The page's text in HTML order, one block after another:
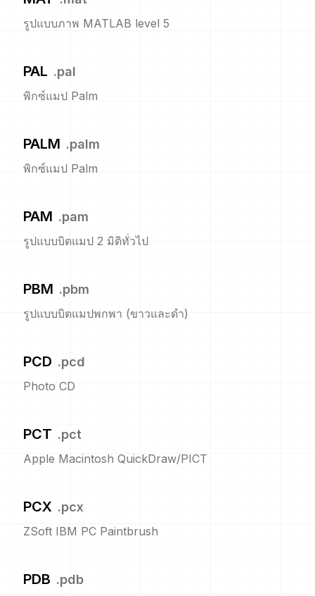
รูปแบบภาพ MATLAB level 5
PAL .pal
พิกซ์แมป Palm
PALM .palm
พิกซ์แมป Palm
PAM .pam
รูปแบบบิตแมป 2 มิติทั่วไป
PBM .pbm
รูปแบบบิตแมปพกพา (ขาวและดำ)
PCD .pcd
Photo CD
PCT .pct
Apple Macintosh QuickDraw/PICT
PCX .pcx
ZSoft IBM PC Paintbrush
PDB .pdb